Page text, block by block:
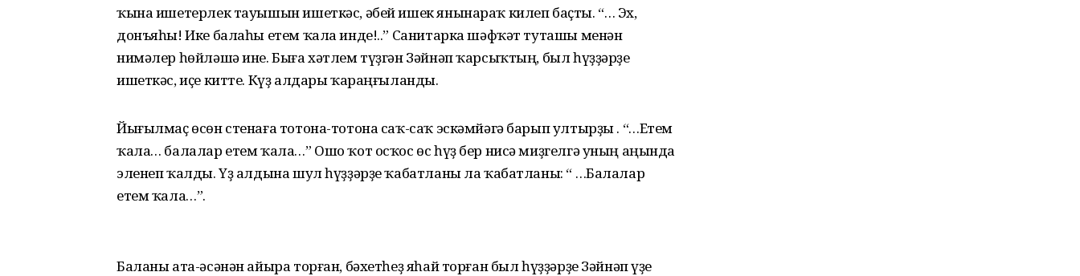
ҡына ишетерлек тауышын ишеткәс, әбей ишек янынараҡ килеп баҫты. “… Эх,
донъяһы! Ике балаһы етем ҡала инде!..” Санитарка шәфҡәт туташы менән
нимәлер һөйләшә ине. Быға хәтлем түҙгән Зәйнәп ҡарсыҡтың, был һүҙҙәрҙе
ишеткәс, иҫе китте. Күҙ алдары ҡараңғыланды.
Йығылмаҫ өсөн стенаға тотона-тотона саҡ-саҡ эскәмйәгә барып ултырҙы . “…Етем
ҡала… балалар етем ҡала…” Ошо ҡот осҡос өс һүҙ бер нисә миҙгелгә уның аңында
эленеп ҡалды. Үҙ алдына шул һүҙҙәрҙе ҡабатланы ла ҡабатланы: “ …Балалар
етем ҡала…”.
Баланы ата-әсәнән айыра торған, бәхетһеҙ яһай торған был һүҙҙәрҙе Зәйнәп үҙе